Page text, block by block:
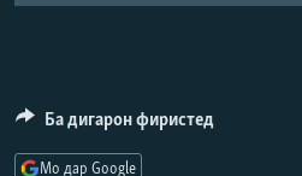
ПАЙГИРӢ КУНЕД
Ба дигарон фиристед
Мо дар Google